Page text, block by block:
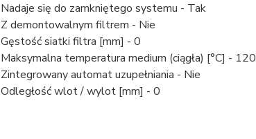
Nadaje się do zamkniętego systemu - Tak
Z demontowalnym filtrem - Nie
Gęstość siatki filtra [mm] - 0
Maksymalna temperatura medium (ciągła) [°C] - 120
Zintegrowany automat uzupełniania - Nie
Odległość wlot / wylot [mm] - 0